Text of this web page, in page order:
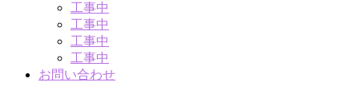
工事中
工事中
工事中
工事中
お問い合わせ